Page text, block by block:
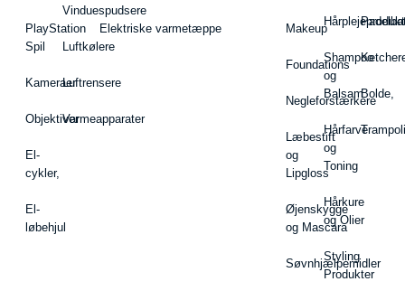
PlayStation
Spil
Kameraer
Objektiver
El-
cykler,
El-
løbehjul
Vinduespudsere
Luftkølere
Luftrensere
Varmeapparater
Elektriske varmetæppe Makeup
Foundations
Negleforstærkere
Læbestift
og
Lipgloss
Øjenskygge
og Mascara
Søvnhjælpemidler
Shampoo
og
Balsam
Hårfarve
og
Toning
Hårkure
og Olier
Styling
Produkter
Bolde,